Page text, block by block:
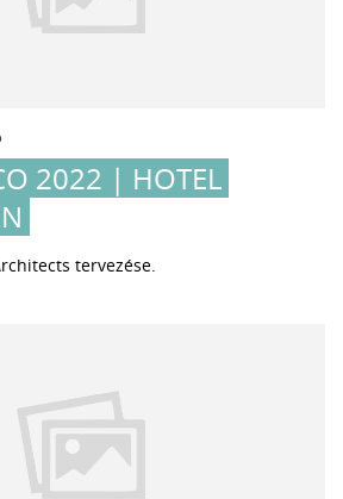
2022 | HOTEL
tervezése.